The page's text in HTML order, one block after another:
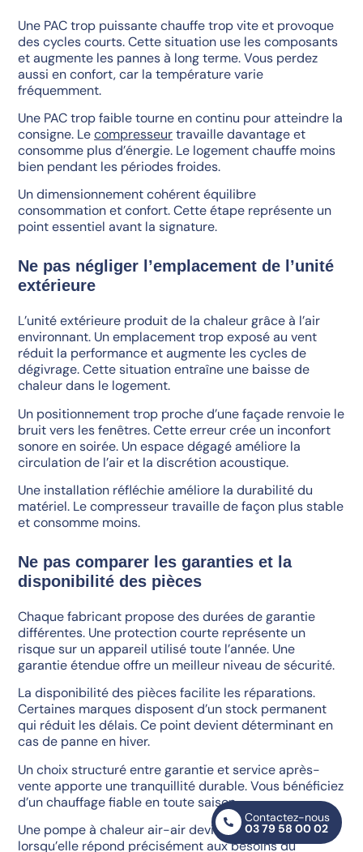
Une PAC trop puissante chauffe trop vite et provoque
des cycles courts. Cette situation use les composants
et augmente les pannes à long terme. Vous perdez
aussi en confort, car la température varie
fréquemment.
Une PAC trop faible tourne en continu pour atteindre la
consigne. Lecompresseurtravaille davantage et
consomme plus d’énergie. Le logement chauffe moins
bien pendant les périodes froides.
Un dimensionnement cohérent équilibre
consommation et confort. Cette étape représente un
point essentiel avant la signature.
Ne pas négliger l’emplacement de l’unité
extérieure
L’unité extérieure produit de la chaleur grâce à l’air
environnant. Un emplacement trop exposé au vent
réduit la performance et augmente les cycles de
dégivrage. Cette situation entraîne une baisse de
chaleur dans le logement.
Un positionnement trop proche d’une façade renvoie le
bruit vers les fenêtres. Cette erreur crée un inconfort
sonore en soirée. Un espace dégagé améliore la
circulation de l’air et la discrétion acoustique.
Une installation réfléchie améliore la durabilité du
matériel. Le compresseur travaille de façon plus stable
et consomme moins.
Ne pas comparer les garanties et la
disponibilité des pièces
Chaque fabricant propose des durées de garantie
différentes. Une protection courte représente un
risque sur un appareil utilisé toute l’année. Une
garantie étendue offre un meilleur niveau de sécurité.
La disponibilité des pièces facilite les réparations.
Certaines marques disposent d’un stock permanent
qui réduit les délais. Ce point devient déterminant en
cas de panne en hiver.
Un choix structuré entre garantie et service après-
vente apporte une tranquillité durable. Vous bénéficiez
d’un chauffage fiable en toute saison.
Une pompe à chaleur air-air devient un bon choix
lorsqu’elle répond précisément aux besoins du
Contactez-nous
03 79 58 00 02